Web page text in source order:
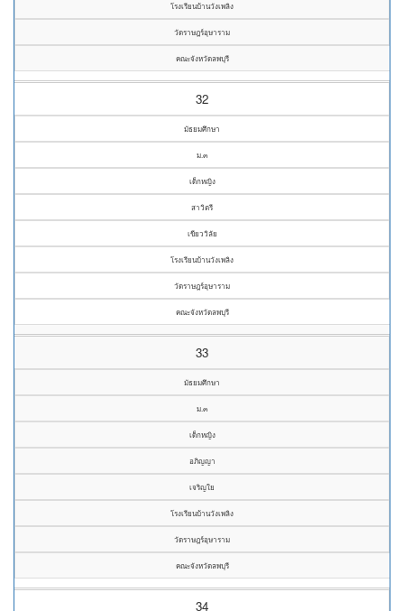
โรงเรียนบ้านวังเพลิง
วัดราษฎร์อุษาราม
คณะจังหวัดลพบุรี
32
มัธยมศึกษา
ม.๓
เด็กหญิง
สาวิตรี
เขียววิลัย
โรงเรียนบ้านวังเพลิง
วัดราษฎร์อุษาราม
คณะจังหวัดลพบุรี
33
มัธยมศึกษา
ม.๓
เด็กหญิง
อภิญญา
เจริญใย
โรงเรียนบ้านวังเพลิง
วัดราษฎร์อุษาราม
คณะจังหวัดลพบุรี
34